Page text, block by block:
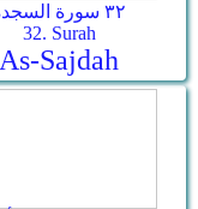
٣٢ سورة السجدة
32. Surah
As-­Sajdah